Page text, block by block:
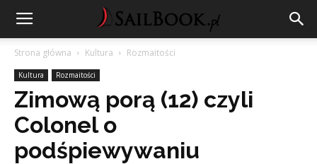
Strona główna Kultura Rozmaitości
Kultura Rozmaitości
Zimową porą (12) czyli
Colonel o
podśpiewywaniu